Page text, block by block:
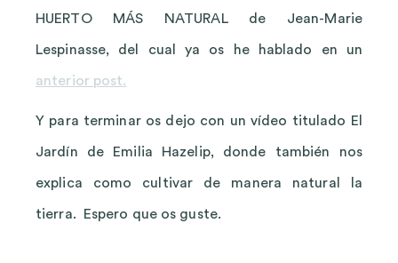
HUERTO MÁS NATURAL de Jean-Marie
Lespinasse, del cual ya os he hablado en un
anterior post.
Y para terminar os dejo con un vídeo titulado El
Jardín de Emilia Hazelip, donde también nos
explica como cultivar de manera natural la
tierra. Espero que os guste.